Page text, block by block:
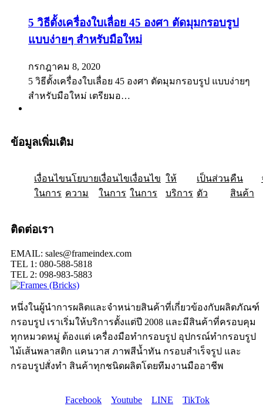
5 วิธีตั้งเครื่องใบเลื่อย 45 องศา ตัดมุมกรอบรูป
แบบง่ายๆ สำหรับมือใหม่
กรกฎาคม 8, 2020
5 วิธีตั้งเครื่องใบเลื่อย 45 องศา ตัดมุมกรอบรูป แบบง่ายๆ
สำหรับมือใหม่ เตรียมอ…
หนึ่งในผู้นำการผลิตและจำหน่ายสินค้าที่เกี่ยวข้องกับผลิตภัณฑ์
กรอบรูป เราเริ่มให้บริการตั้งแต่ปี 2008 และมีสินค้าที่ครอบคุม
ทุกหมวดหมู่ ต้องแต่ เครื่องมือทำกรอบรูป อุปกรณ์ทำกรอบรูป
ไม้เส้นพลาสติก แคนวาส ภาพสีน้ำทัน กรอบสำเร็จรูป และ
กรอบรูปสั่งทำ สินค้าทุกชนิดผลิตโดยทีมงานมืออาชีพ
Facebook Youtube LINE TikTok
ข้อมูลเพิ่มเติม
เงื่อนไข
ในการ
ให้
บริการ
นโยบาย
ความ
เป็นส่วน
ตัว
เงื่อนไข
ในการ
คืน
สินค้า
เงื่อนไข
ในการ
ติดต่อเรา
EMAIL: sales@frameindex.com
TEL 1: 080-588-5818
TEL 2: 098-983-5883